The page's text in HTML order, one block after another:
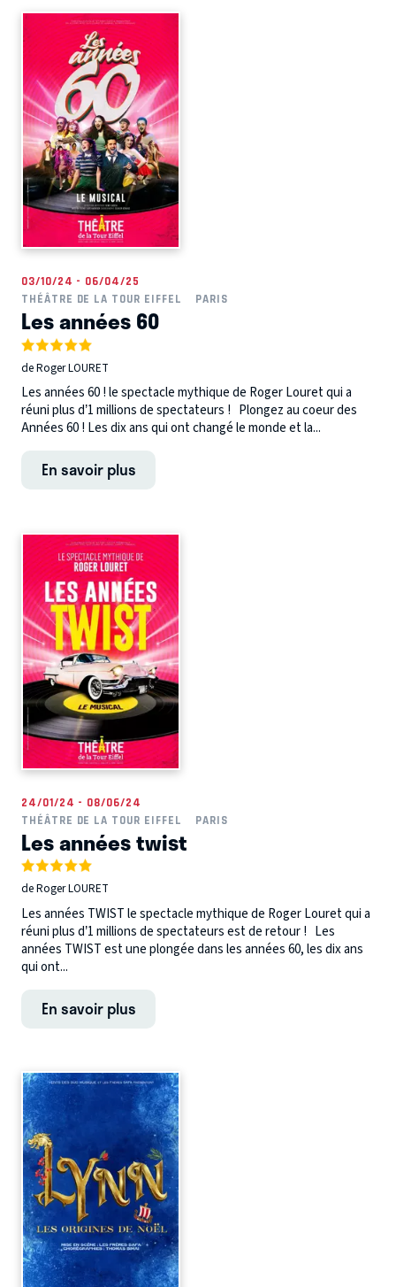
03/10/24 - 06/04/25
THÉÂTRE DE LA TOUR EIFFEL
PARIS
Les années 60
de Roger LOURET
Les années 60 ! le spectacle mythique de Roger Louret qui a
réuni plus d’1 millions de spectateurs ! Plongez au coeur des
Années 60 ! Les dix ans qui ont changé le monde et la...
En savoir plus
24/01/24 - 08/06/24
THÉÂTRE DE LA TOUR EIFFEL
PARIS
Les années twist
de Roger LOURET
Les années TWIST le spectacle mythique de Roger Louret qui a
réuni plus d’1 millions de spectateurs est de retour ! Les
années TWIST est une plongée dans les années 60, les dix ans
qui ont...
En savoir plus